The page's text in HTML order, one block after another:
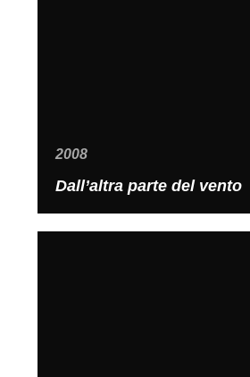
2008
Dall’altra parte del vento